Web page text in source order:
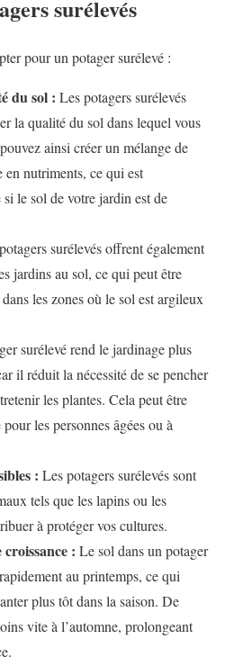
surélevés
pour un potager surélevé :
du sol : Les potagers surélevés
la qualité du sol dans lequel vous
ainsi créer un mélange de
en nutriments, ce qui est
le sol de votre jardin est de
surélevés offrent également
jardins au sol, ce qui peut être
les zones où le sol est argileux
surélevé rend le jardinage plus
il réduit la nécessité de se pencher
les plantes. Cela peut être
les personnes âgées ou à
: Les potagers surélevés sont
tels que les lapins ou les
à protéger vos cultures.
: Le sol dans un potager
au printemps, ce qui
plus tôt dans la saison. De
vite à l’automne, prolongeant